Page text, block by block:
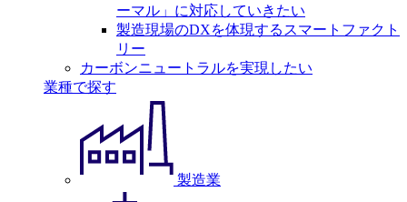
ーマル」に対応していきたい
製造現場のDXを体現するスマートファクト
リー
カーボンニュートラルを実現したい
業種で探す
製造業